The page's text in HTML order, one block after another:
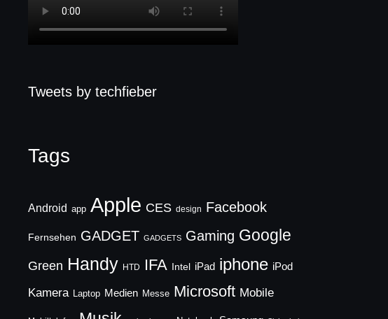
Tweets by techfieber
Tags
Android app Apple CES design Facebook
Fernsehen GADGET GADGETS Gaming Google
Green Handy HTD IFA Intel iPad iphone iPod
Kamera Laptop Medien Messe Microsoft Mobile